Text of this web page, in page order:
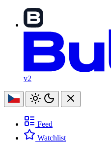
v2
Feed
Watchlist